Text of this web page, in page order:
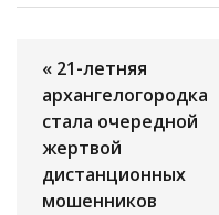
« 21-летняя
архангелогородка
стала очередной
жертвой
дистанционных
мошенников